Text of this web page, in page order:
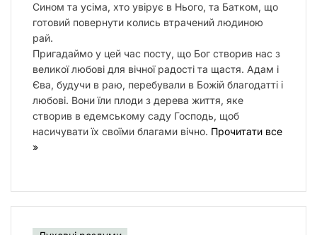
Сином та усіма, хто увірує в Нього, та Батком, що
готовий повернути колись втрачений людиною
рай.
Пригадаймо у цей час посту, що Бог створив нас з
великої любові для вічної радості та щастя. Адам і
Єва, будучи в раю, перебували в Божій благодатті і
любові. Вони їли плоди з дерева життя, яке
створив в едемському саду Господь, щоб
насичувати їх своїми благами вічно. Прочитати все
»